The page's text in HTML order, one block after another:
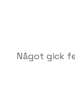
Något gick